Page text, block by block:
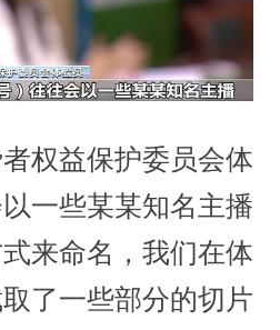
益保护委员会体
一些某某知名主播
来命名，我们在体
了一些部分的切片